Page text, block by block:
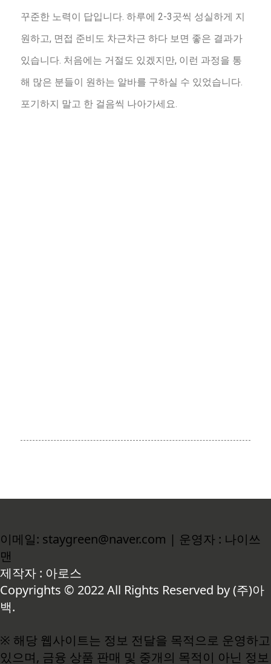
꾸준한 노력이 답입니다. 하루에 2-3곳씩 성실하게 지
원하고, 면접 준비도 차근차근 하다 보면 좋은 결과가
있습니다. 처음에는 거절도 있겠지만, 이런 과정을 통
해 많은 분들이 원하는 알바를 구하실 수 있었습니다.
포기하지 말고 한 걸음씩 나아가세요.
이메일: staygreen@naver.com | 운영자 : 나이쓰
맨
제작자 : 아로스
Copyrights © 2022 All Rights Reserved by (주)아
백.
※ 해당 웹사이트는 정보 전달을 목적으로 운영하고
있으며, 금융 상품 판매 및 중개의 목적이 아닌 정보